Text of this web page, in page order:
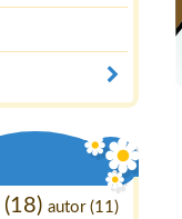
(18) autor(11)